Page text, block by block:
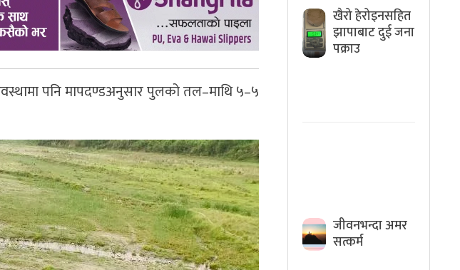
पनि मापदण्डअनुसार पुलको तल–माथि ५–५
खैरो हेरोइनसहित
झापाबाट दुई जना
पक्राउ
जीवनभन्दा अमर
सत्कर्म